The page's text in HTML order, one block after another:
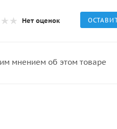
Нет оценок
мнением об этом товаре